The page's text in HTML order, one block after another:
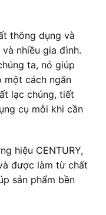
thông dụng và
nhiều gia đình.
ta, nó giúp
một cách ngăn
lạc chúng, tiết
cụ mỗi khi cần
hiệu CENTURY,
được làm từ chất
sản phẩm bền